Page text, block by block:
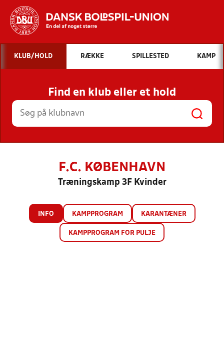
Hvad vil du søge efter?
INDHOLD OG NYHEDER
STILLINGER, RESULTATER, KLUBBER OG
HOLD
KLUB/HOLD RÆKKE SPILLESTED KAMP
Find en klub eller et hold
F.C. KØBENHAVN
Træningskamp 3F Kvinder
INFO KAMPPROGRAM KARANTÆNER
KAMPPROGRAM FOR PULJE